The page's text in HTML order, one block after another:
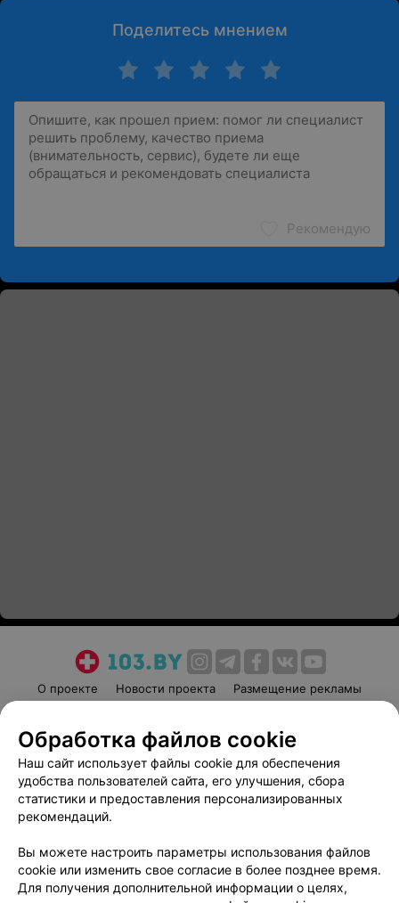
Поделитесь мнением
Рекомендую
О проекте Новости проекта
Размещение рекламы
Пользовательское соглашение
Способы оплаты
Вакансии
Партнеры
Написать руководителю 103.by
Обработка персональных данных
Обработка файлов cookie
Наш сайт использует файлы cookie для обеспечения
удобства пользователей сайта, его улучшения, сбора
статистики и предоставления персонализированных
рекомендаций.
Вы можете настроить параметры использования файлов
cookie или изменить свое согласие в более позднее время.
Для получения дополнительной информации о целях,